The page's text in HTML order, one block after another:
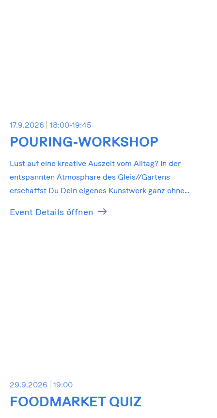
17.9.2026 18:00-19:45
POURING-WORKSHOP
Lust auf eine kreative Auszeit vom Alltag? In der
entspannten Atmosphäre des Gleis//Gartens
erschaffst Du Dein eigenes Kunstwerk ganz ohne
Event Details öffnen
29.9.2026 19:00
FOODMARKET QUIZ